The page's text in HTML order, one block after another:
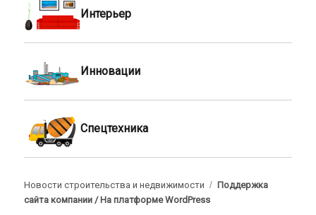
Интерьер
Инновации
Спецтехника
Новости строительства и недвижимости
Поддержка
сайта компании / На платформе WordPress